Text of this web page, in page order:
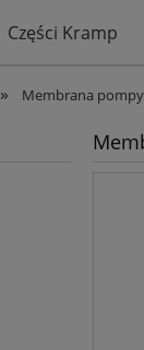
Części Kramp
» Membrana